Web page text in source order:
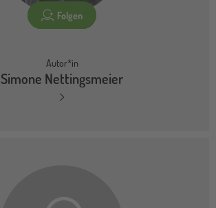
Folgen
Autor*in
Simone Nettingsmeier